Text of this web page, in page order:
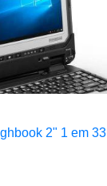
2" 1 em 33